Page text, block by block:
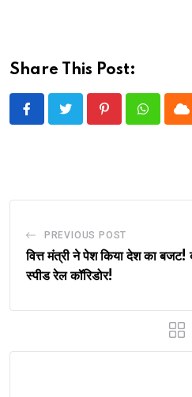
Share This Post:
PinterestWhatsapp
PREVIOUS POST
वित्त मंत्री ने पेश किया देश का
स्पीड रेल कॉरिडोर!